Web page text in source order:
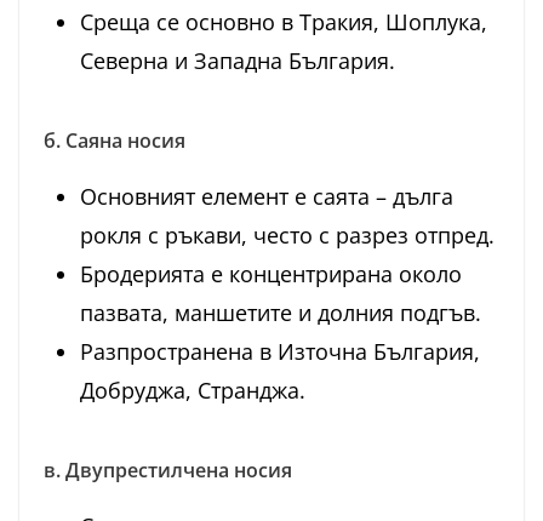
Среща се основно в Тракия, Шоплука,
Северна и Западна България.
б. Саяна носия
Основният елемент е саята – дълга
рокля с ръкави, често с разрез отпред.
Бродерията е концентрирана около
пазвата, маншетите и долния подгъв.
Разпространена в Източна България,
Добруджа, Странджа.
в. Двупрестилчена носия